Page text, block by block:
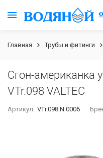
Главная Трубы и фитинги
Сгон-американка
VTr.098 VALTEC
Артикул: VTr.098.N.0006